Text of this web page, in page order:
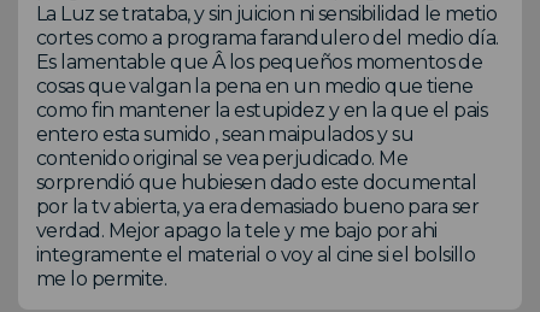
La Luz se trataba, y sin juicion ni sensibilidad le metio
cortes como a programa farandulero del medio día.
Es lamentable que Â los pequeños momentos de
cosas que valgan la pena en un medio que tiene
como fin mantener la estupidez y en la que el pais
entero esta sumido , sean maipulados y su
contenido original se vea perjudicado. Me
sorprendió que hubiesen dado este documental
por la tv abierta, ya era demasiado bueno para ser
verdad. Mejor apago la tele y me bajo por ahi
integramente el material o voy al cine si el bolsillo
me lo permite.